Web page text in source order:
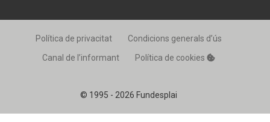
© 1995 - 2026 Fundesplai
Política de privacitat
Condicions generals d’ús
Canal de l’informant
Política de cookies